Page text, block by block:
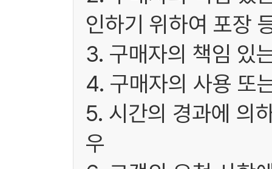
인하기 위하여 포장
3. 구매자의 책임 있
4. 구매자의 사용 또
5. 시간의 경과에 의
우